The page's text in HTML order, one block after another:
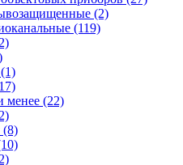
(2)
(119)
(1)
менее (22)
(8)